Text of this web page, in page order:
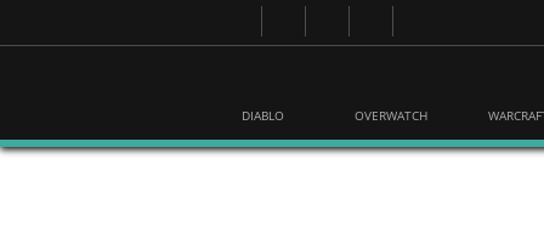
DIABLO OVERWATCH